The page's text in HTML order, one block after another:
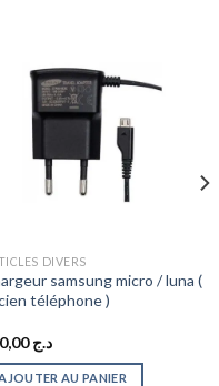
DIVERS
samsung micro / luna (
téléphone )
د.ج450,00
AU PANIER